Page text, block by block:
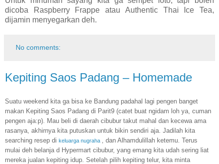
dicoba Raspberry Frappe atau Authentic Thai Ice Tea,
dijamin menyegarkan deh.
No comments:
Kepiting Saos Padang – Homemade
Suatu weekend kita ga bisa ke Bandung padahal lagi pengen banget
makan Kepiting Saos Padang di Parit9 (catet buat ngidam loh ya, cuman
pengen aja:p). Mau beli di daerah cibubur takut mahal dan kecewa ama
rasanya, akhirnya kita putuskan untuk bikin sendiri aja. Jadilah kita
searching resep di keluarga nugraha
, dan Alhamdulillah ketemu. Terus
mulai deh belanja d Hypermart cibubur, yang emang kita udah sering liat
mereka jualan kepiting idup. Setelah pilih kepiting telur, kita minta